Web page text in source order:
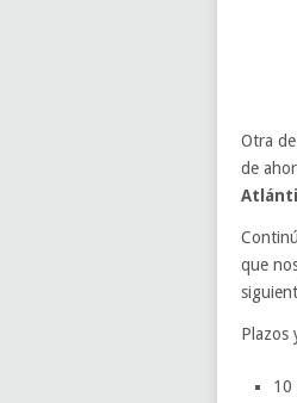
Otra
de
que
Plazos
10